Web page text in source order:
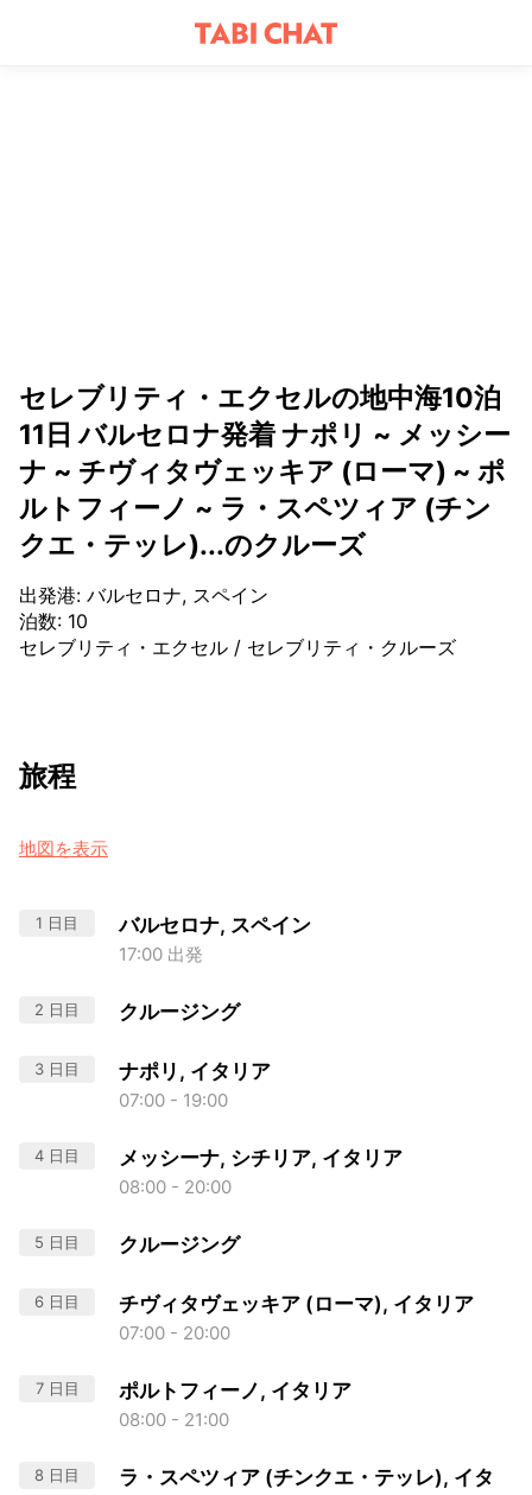
セレブリティ・エクセルの地中海10泊
11日 バルセロナ発着 ナポリ ~ メッシー
ナ ~ チヴィタヴェッキア (ローマ) ~ ポ
ルトフィーノ ~ ラ・スペツィア (チン
クエ・テッレ)...のクルーズ
出発港: バルセロナ, スペイン
泊数: 10
セレブリティ・エクセル / セレブリティ・クルーズ
旅程
地図を表示
1 日目 バルセロナ, スペイン
17:00 出発
2 日目 クルージング
3 日目 ナポリ, イタリア
07:00 - 19:00
4 日目 メッシーナ, シチリア, イタリア
08:00 - 20:00
5 日目 クルージング
6 日目 チヴィタヴェッキア (ローマ), イタリア
07:00 - 20:00
7 日目 ポルトフィーノ, イタリア
08:00 - 21:00
8 日目
ラ・スペツィア (チンクエ・テッレ), イタ